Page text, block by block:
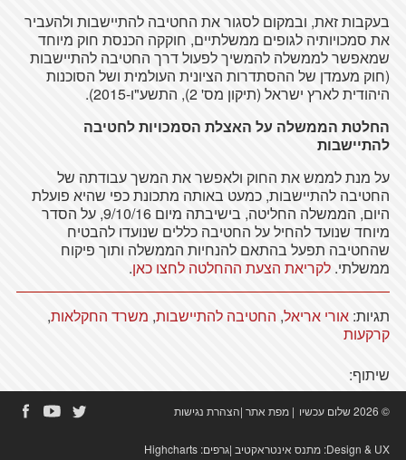
בעקבות זאת, ובמקום לסגור את החטיבה להתיישבות ולהעביר
את סמכויותיה לגופים ממשלתיים, חוקקה הכנסת חוק מיוחד
שמאפשר לממשלה להמשיך לפעול דרך החטיבה להתיישבות
(חוק מעמדן של ההסתדרות הציונית העולמית ושל הסוכנות
היהודית לארץ ישראל (תיקון מס' 2), התשע"ו-2015).
החלטת הממשלה על האצלת הסמכויות לחטיבה
להתיישבות
על מנת לממש את החוק ולאפשר את המשך עבודתה של
החטיבה להתיישבות, כמעט באותה מתכונת כפי שהיא פועלת
היום, הממשלה החליטה, בישיבתה מיום 9/10/16, על הסדר
מיוחד שנועד להחיל על החטיבה כללים שנועדו להבטיח
שהחטיבה תפעל בהתאם להנחיות הממשלה ותוך פיקוח
ממשלתי. לקריאת הצעת ההחלטה לחצו כאן.
תגיות: אורי אריאל, החטיבה להתיישבות, משרד החקלאות,
קרקעות
שיתוף:
© 2026 שלום עכשיו | מפת אתר|הצהרת נגישות
Design & UX: מתנס אינטראקטיב|גרפים: Highcharts